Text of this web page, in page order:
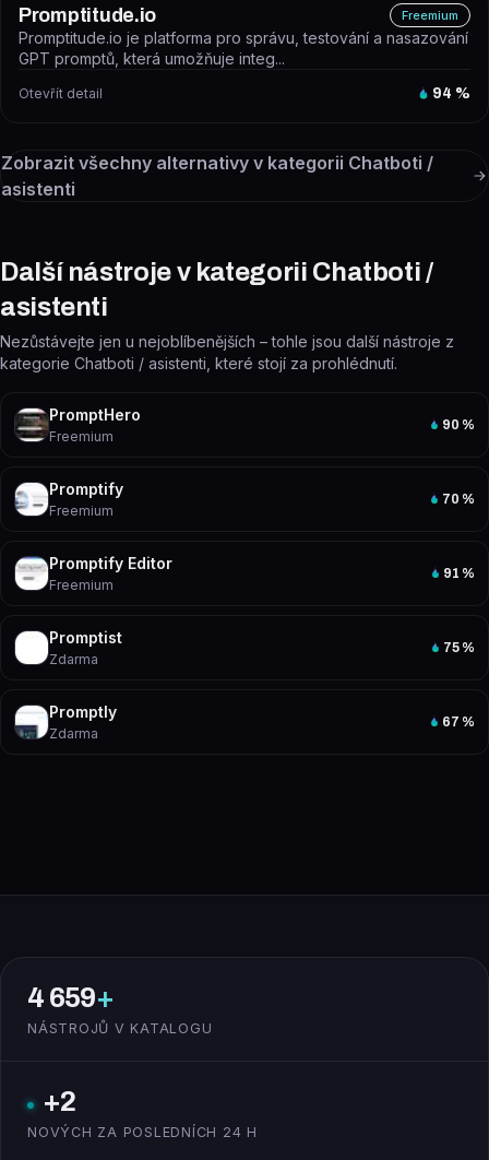
Promptitude.io Freemium
Promptitude.io je platforma pro správu, testování a nasazování
GPT promptů, která umožňuje integ...
Otevřít detail 94 %
Zobrazit všechny alternativy v kategorii Chatboti /
asistenti
Další nástroje v kategorii Chatboti /
asistenti
Nezůstávejte jen u nejoblíbenějších – tohle jsou další nástroje z
kategorie Chatboti / asistenti, které stojí za prohlédnutí.
PromptHero
Freemium
90 %
Promptify
Freemium
70 %
Promptify Editor
Freemium
91 %
Promptist
Zdarma
75 %
Promptly
Zdarma
67 %
4 659+
NÁSTROJŮ V KATALOGU
+2
NOVÝCH ZA POSLEDNÍCH 24 H